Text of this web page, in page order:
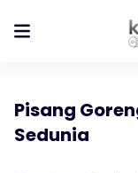
Pisang
Sedunia